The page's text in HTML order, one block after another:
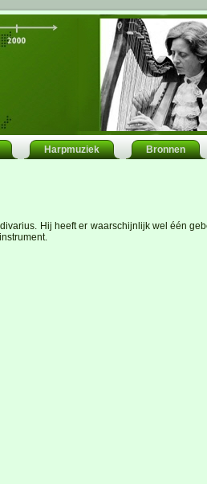
Harpmuziek
Bronnen
Hij heeft er waarschijnlijk wel één